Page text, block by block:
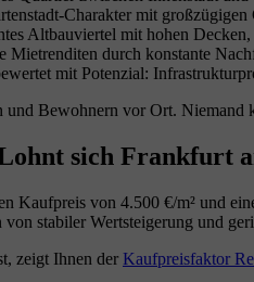
Charakter mit
Altbauviertel mit hohen
Mietrenditen durch konstante
mit Potenzial:
und Bewohnern vor Ort. Niemand
sich Frankfurt
Kaufpreis von 4.500 €/m² und
stabiler Wertsteigerung und
zeigt Ihnen der Kaufpreisfaktor